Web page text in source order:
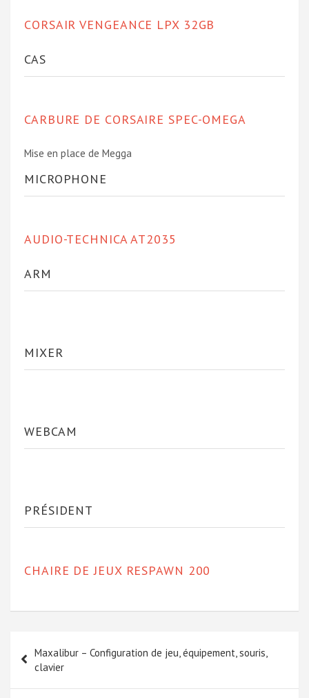
CORSAIR VENGEANCE LPX 32GB
CAS
CARBURE DE CORSAIRE SPEC-OMEGA
Mise en place de Megga
MICROPHONE
AUDIO-TECHNICA AT2035
ARM
MIXER
WEBCAM
PRÉSIDENT
CHAIRE DE JEUX RESPAWN 200
de
l’article
Maxalibur – Configuration de jeu, équipement, souris,
clavier